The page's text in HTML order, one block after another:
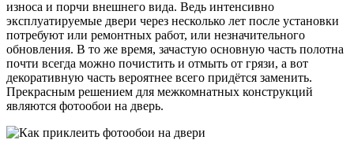
износа и порчи внешнего вида. Ведь интенсивно
эксплуатируемые двери через несколько лет после установки
потребуют или ремонтных работ, или незначительного
обновления. В то же время, зачастую основную часть полотна
почти всегда можно почистить и отмыть от грязи, а вот
декоративную часть вероятнее всего придётся заменить.
Прекрасным решением для межкомнатных конструкций
являются фотообои на дверь.